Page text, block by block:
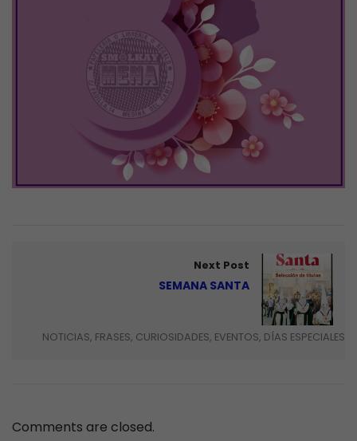
Next Post
SEMANA SANTA
NOTICIAS, FRASES, CURIOSIDADES, EVENTOS, DÍAS ESPECIALES
Comments are closed.